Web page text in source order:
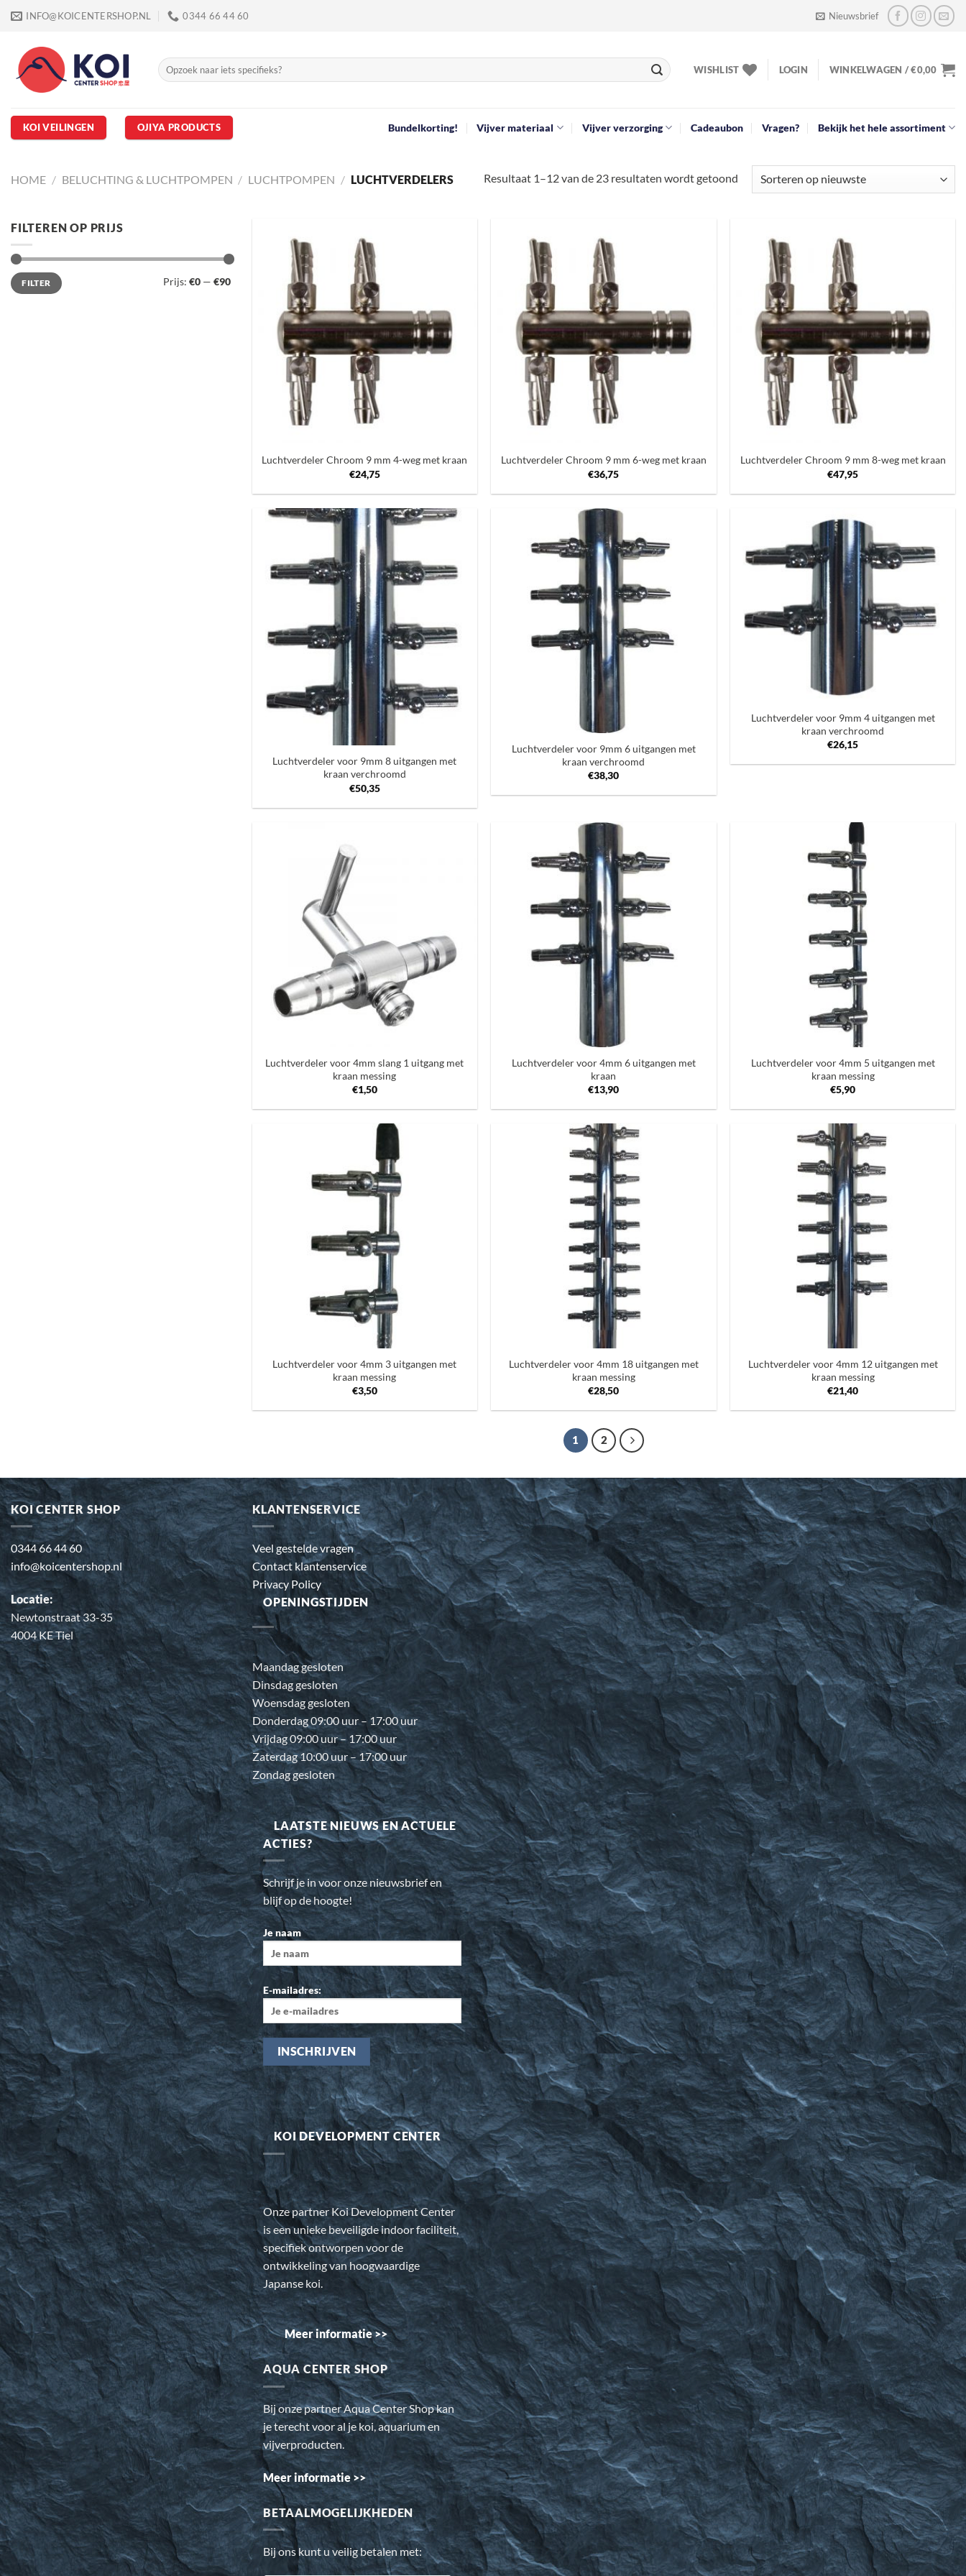
Ga
inhoud
INFO@KOICENTERSHOP.NL 0344 66 44 60 Nieuwsbrief
Zoeken
naar:
WISHLIST LOGIN WINKELWAGEN /€0,00
KOI VEILINGEN OJIYA PRODUCTS Bundelkorting! Vijver materiaal Vijver verzorging Cadeaubon Vragen? Bekijk het hele assortiment
HOME / BELUCHTING & LUCHTPOMPEN / LUCHTPOMPEN / LUCHTVERDELERS Resultaat 1–12 van de 23 resultaten wordt getoondGesorteerd
FILTEREN OP PRIJS
Min.
prijs
Max.
prijsFILTER Prijs: €0 — €90
Luchtverdeler Chroom 9 mm 4-weg met kraan
€24,75
Luchtverdeler Chroom 9 mm 6-weg met kraan
€36,75
Luchtverdeler Chroom 9 mm 8-weg met kraan
€47,95
verlanglijst
Luchtverdeler voor 9mm 8 uitgangen met
kraan verchroomd
€50,35
Toevoegen
Luchtverdeler voor 9mm 6 uitgangen met
kraan verchroomd
€38,30
Toevoegen
aan
Luchtverdeler voor 9mm 4 uitgangen met
kraan verchroomd
€26,15
Luchtverdeler voor 4mm slang 1 uitgang met
kraan messing
€1,50
Toevoegen
Luchtverdeler voor 4mm 6 uitgangen met
kraan
€13,90
Luchtverdeler voor 4mm 5 uitgangen met
kraan messing
€5,90
Luchtverdeler voor 4mm 3 uitgangen met
kraan messing
€3,50
Luchtverdeler voor 4mm 18 uitgangen met
kraan messing
€28,50
Luchtverdeler voor 4mm 12 uitgangen met
kraan messing
€21,40
1 2
KOI CENTER SHOP
0344 66 44 60
info@koicentershop.nl
Locatie:
Newtonstraat 33-35
4004 KE Tiel
KLANTENSERVICE
Veel gestelde vragen
Contact klantenservice
Privacy Policy
OPENINGSTIJDEN
Maandag gesloten
Dinsdag gesloten
Woensdag gesloten
Donderdag 09:00 uur – 17:00 uur
Vrijdag 09:00 uur – 17:00 uur
Zaterdag 10:00 uur – 17:00 uur
Zondag gesloten
LAATSTE NIEUWS EN ACTUELE
ACTIES?
Schrijf je in voor onze nieuwsbrief en
blijf op de hoogte!
Je naam
E-mailadres:
KOI DEVELOPMENT CENTER
Onze partner Koi Development Center
is een unieke beveiligde indoor faciliteit,
specifiek ontworpen voor de
ontwikkeling van hoogwaardige
Japanse koi.
Meer informatie >>
AQUA CENTER SHOP
Bij onze partner Aqua Center Shop kan
je terecht voor al je koi, aquarium en
vijverproducten.
Meer informatie >>
BETAALMOGELIJKHEDEN
Bij ons kunt u veilig betalen met: